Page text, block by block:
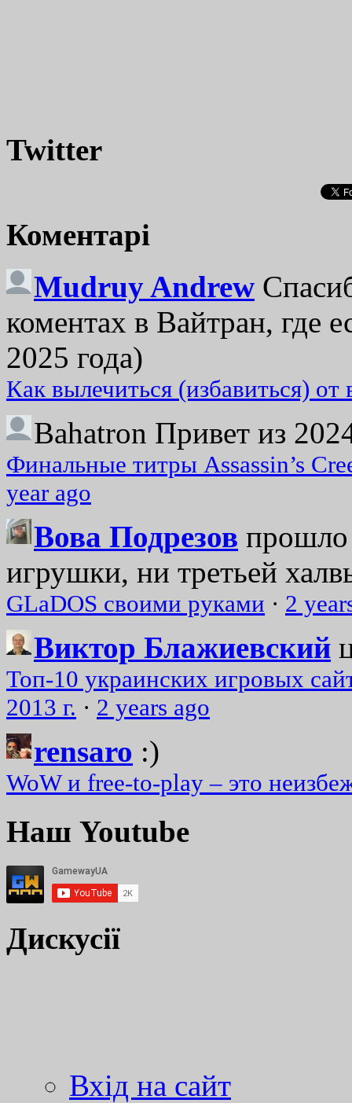
Twitter
Коментарі
Mudruy Andrew
коментах в Вайтран, где
2025 года)
Как вылечиться (избавиться)
Bahatron Привет из
Финальные титры Assassin’s
year ago
Вова Подрезов прошло
игрушки, ни третьей
GLaDOS своими руками · 2
Виктор Блажиевский
Топ-10 украинских игровых
2013 г. · 2 years ago
rensaro :)
WoW и free-to-play – это
Наш Youtube
Дискусії
Вхід на сайт